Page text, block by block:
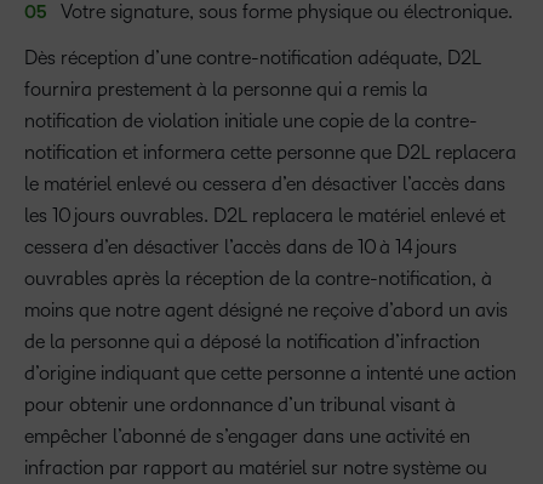
Votre signature, sous forme physique ou électronique.
Dès réception d’une contre-notification adéquate, D2L
fournira prestement à la personne qui a remis la
notification de violation initiale une copie de la contre-
notification et informera cette personne que D2L replacera
le matériel enlevé ou cessera d’en désactiver l’accès dans
les 10 jours ouvrables. D2L replacera le matériel enlevé et
cessera d’en désactiver l’accès dans de 10 à 14 jours
ouvrables après la réception de la contre-notification, à
moins que notre agent désigné ne reçoive d’abord un avis
de la personne qui a déposé la notification d’infraction
d’origine indiquant que cette personne a intenté une action
pour obtenir une ordonnance d’un tribunal visant à
empêcher l’abonné de s’engager dans une activité en
infraction par rapport au matériel sur notre système ou